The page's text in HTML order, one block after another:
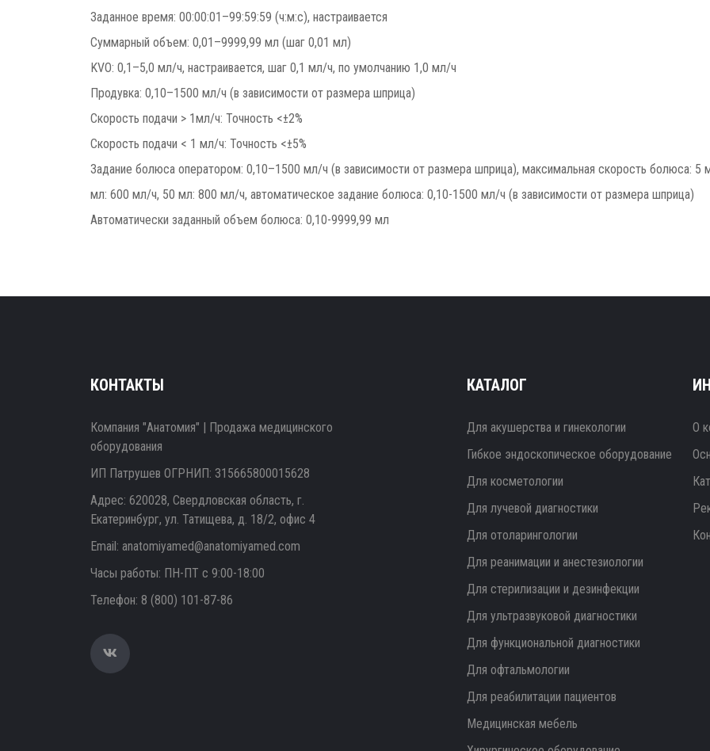
Заданное время: 00:00:01–99:59:59 (ч:м:с), настраивается
Суммарный объем: 0,01–9999,99 мл (шаг 0,01 мл)
KVO: 0,1–5,0 мл/ч, настраивается, шаг 0,1 мл/ч, по умолчанию 1,0 мл/ч
Продувка: 0,10–1500 мл/ч (в зависимости от размера шприца)
Скорость подачи > 1мл/ч: Точность <±2%
Скорость подачи < 1 мл/ч: Точность <±5%
Задание болюса оператором: 0,10–1500 мл/ч (в зависимости от размера шприца), максимальная скорость болюса:
мл: 600 мл/ч, 50 мл: 800 мл/ч, автоматическое задание болюса: 0,10-1500 мл/ч (в зависимости от размера шприца)
Автоматически заданный объем болюса: 0,10-9999,99 мл
КОНТАКТЫ
Компания "Анатомия" | Продажа медицинского
оборудования
ИП Патрушев ОГРНИП: 315665800015628
Адрес: 620028, Свердловская область, г.
Екатеринбург, ул. Татищева, д. 18/2, офис 4
Email: anatomiyamed@anatomiyamed.com
Часы работы: ПН-ПТ с 9:00-18:00
Телефон: 8 (800) 101-87-86
КАТАЛОГ
Для акушерства и гинекологии
Гибкое эндоскопическое оборудование
Для косметологии
Для лучевой диагностики
Для отоларингологии
Для реанимации и анестезиологии
Для стерилизации и дезинфекции
Для ультразвуковой диагностики
Для функциональной диагностики
Для офтальмологии
Для реабилитации пациентов
Медицинская мебель
О